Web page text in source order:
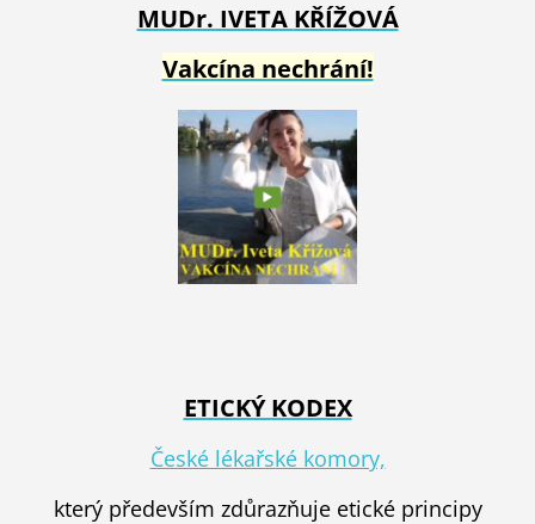
MUDr. IVETA KŘÍŽOVÁ
Vakcína nechrání!
ETICKÝ KODEX
České lékařské komory,
který především zdůrazňuje etické principy